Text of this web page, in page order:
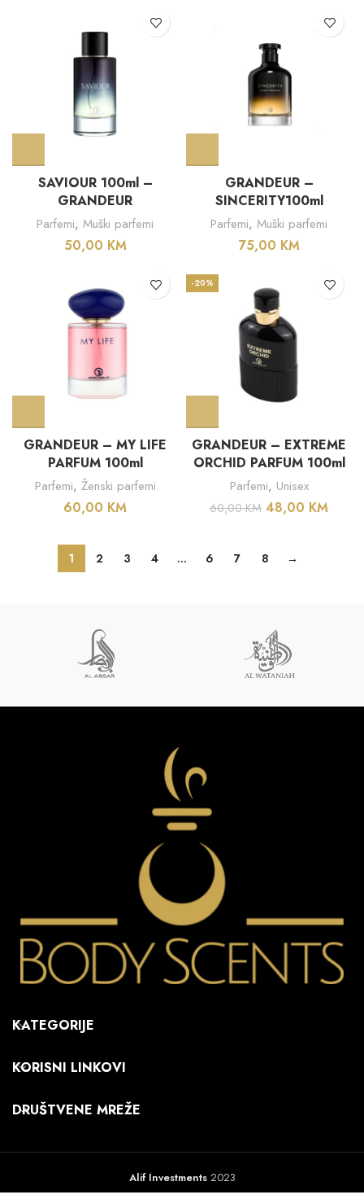
SAVIOUR 100ml –
GRANDEUR
Parfemi, Muški parfemi
50,00 KM
GRANDEUR –
SINCERITY100ml
Parfemi, Muški parfemi
75,00 KM
GRANDEUR – MY LIFE
PARFUM 100ml
Parfemi, Ženski parfemi
60,00 KM
-20%
GRANDEUR – EXTREME
ORCHID PARFUM 100ml
Parfemi, Unisex
60,00KM 48,00 KM
1 2 3 4 … 6 7 8 →
KATEGORIJE
KORISNI LINKOVI
DRUŠTVENE MREŽE
Alif Investments 2023